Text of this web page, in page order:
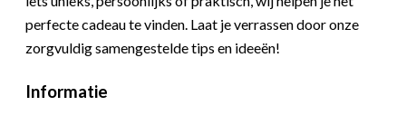
perfecte cadeau te vinden. Laat je verrassen door onze
zorgvuldig samengestelde tips en ideeën!
Informatie